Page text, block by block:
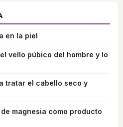
en la piel
vello púbico del hombre y lo
tratar el cabello seco y
magnesia como producto